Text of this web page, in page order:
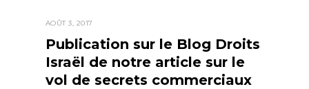
AOÛT 3, 2017
Publication sur le Blog Droits
Israël de notre article sur le
vol de secrets commerciaux